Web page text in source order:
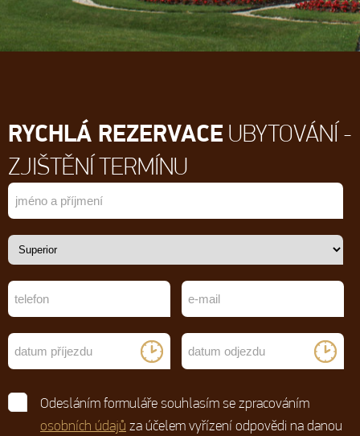
RYCHLÁ REZERVACE UBYTOVÁNÍ -
ZJIŠTĚNÍ TERMÍNU
Odesláním formuláře souhlasím se zpracováním
osobních údajů za účelem vyřízení odpovědi na danou